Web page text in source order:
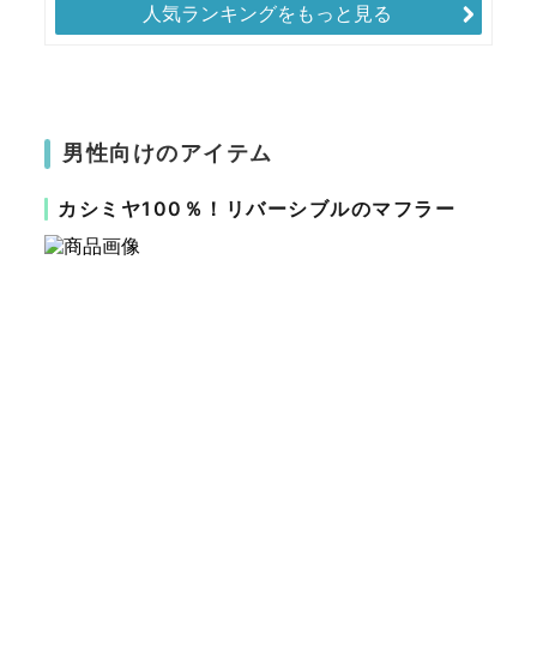
人気ランキングをもっと見る
男性向けのアイテム
カシミヤ100％！リバーシブルのマフラー